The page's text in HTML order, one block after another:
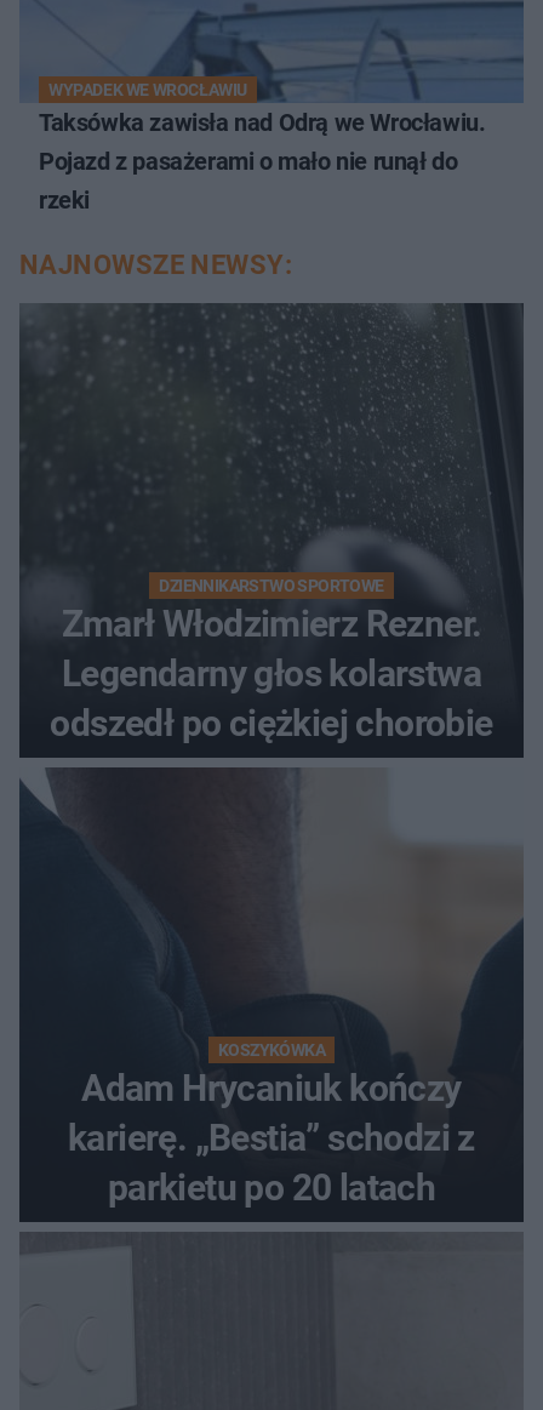
WYPADEK WE WROCŁAWIU
Taksówka zawisła nad Odrą we Wrocławiu.
Pojazd z pasażerami o mało nie runął do
rzeki
NAJNOWSZE NEWSY:
DZIENNIKARSTWO SPORTOWE
Zmarł Włodzimierz Rezner.
Legendarny głos kolarstwa
odszedł po ciężkiej chorobie
KOSZYKÓWKA
Adam Hrycaniuk kończy
karierę. „Bestia” schodzi z
parkietu po 20 latach